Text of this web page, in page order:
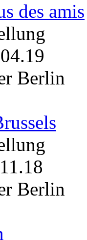
des amis
Berlin
Berlin